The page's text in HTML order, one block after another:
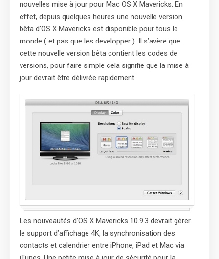
nouvelles mise à jour pour Mac OS X Mavericks. En
effet, depuis quelques heures une nouvelle version
bêta d’OS X Mavericks est disponible pour tous le
monde ( et pas que les developper ). Il s’avère que
cette nouvelle version bêta contient les codes de
versions, pour faire simple cela signifie que la mise à
jour devrait être délivrée rapidement.
Les nouveautés d’OS X Mavericks 10.9.3 devrait gérer
le support d’affichage 4K, la synchronisation des
contacts et calendrier entre iPhone, iPad et Mac via